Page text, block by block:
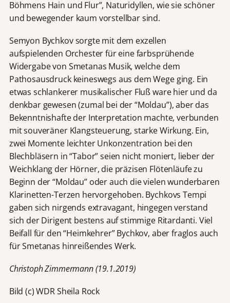
Böhmens Hain und Flur”, Naturidyllen, wie sie schöner
und bewegender kaum vorstellbar sind.
Semyon Bychkov sorgte mit dem exzellen
aufspielenden Orchester für eine farbsprühende
Widergabe von Smetanas Musik, welche dem
Pathosausdruck keineswegs aus dem Wege ging. Ein
etwas schlankerer musikalischer Fluß ware hier und da
denkbar gewesen (zumal bei der “Moldau”), aber das
Bekenntnishafte der Interpretation machte, verbunden
mit souveräner Klangsteuerung, starke Wirkung. Ein,
zwei Momente leichter Unkonzentration bei den
Blechbläsern in “Tabor” seien nicht moniert, lieber der
Weichklang der Hörner, die präzisen Flötenläufe zu
Beginn der “Moldau” oder auch die vielen wunderbaren
Klarinetten-Terzen hervorgehoben. Bychkovs Tempi
gaben sich nirgends extravagant, hingegen verstand
sich der Dirigent bestens auf stimmige Ritardanti. Viel
Beifall für den “Heimkehrer” Bychkov, aber fraglos auch
für Smetanas hinreißendes Werk.
Christoph Zimmermann (19.1.2019)
Bild (c) WDR Sheila Rock